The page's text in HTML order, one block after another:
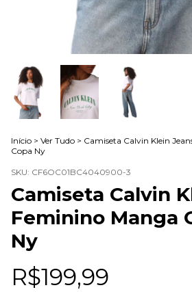
Início > Ver Tudo > Camiseta Calvin Klein
Copa Ny
SKU: CF6OC01BC4040900-3
Camiseta Calvin
Feminino Manga
Ny
R$199,99